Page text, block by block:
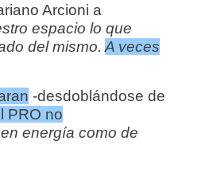
Arcioni a
espacio lo que
del mismo. A veces
-desdoblándose de
PRO no
energía como de